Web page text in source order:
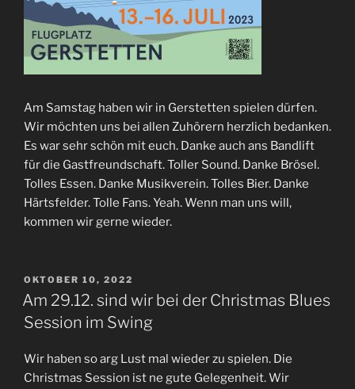
Am Samstag haben wir in Gerstetten spielen dürfen.
Wir möchten uns bei allen Zuhörern herzlich bedanken.
Es war sehr schön mit euch. Danke auch ans Bandlift
für die Gastfreundschaft. Toller Sound. Danke Brösel.
Tolles Essen. Danke Musikverein. Tolles Bier. Danke
Härtsfelder. Tolle Fans. Yeah. Wenn man uns will,
kommen wir gerne wieder.
VERÖFFENTLICHT
AM
OKTOBER 10, 2022
Am 29.12. sind wir bei der Christmas Blues
Session im Swing
Wir haben so arg Lust mal wieder zu spielen. Die
Christmas Session ist ne gute Gelegenheit. Wir